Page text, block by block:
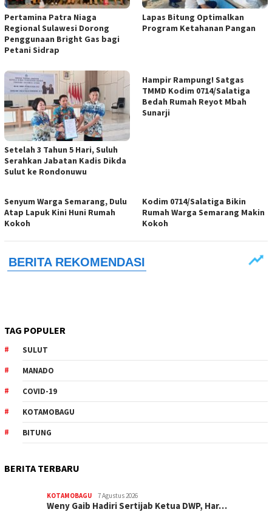
Pertamina Patra Niaga
Regional Sulawesi Dorong
Penggunaan Bright Gas bagi
Petani Sidrap
Lapas Bitung Optimalkan
Program Ketahanan Pangan
Setelah 3 Tahun 5 Hari, Suluh
Serahkan Jabatan Kadis Dikda
Sulut ke Rondonuwu
Hampir Rampung! Satgas
TMMD Kodim 0714/Salatiga
Bedah Rumah Reyot Mbah
Sunarji
Senyum Warga Semarang, Dulu
Atap Lapuk Kini Huni Rumah
Kokoh
Kodim 0714/Salatiga Bikin
Rumah Warga Semarang Makin
Kokoh
TAG POPULER
SULUT
MANADO
COVID-19
KOTAMOBAGU
BITUNG
BERITA TERBARU
KOTAMOBAGU 7 Agustus 2026
Weny Gaib Hadiri Sertijab Ketua DWP, Har…